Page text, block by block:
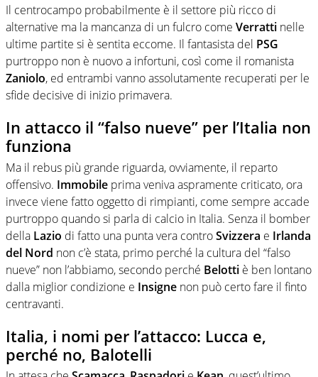
Il centrocampo probabilmente è il settore più ricco di
alternative ma la mancanza di un fulcro come Verratti nelle
ultime partite si è sentita eccome. Il fantasista del PSG
purtroppo non è nuovo a infortuni, così come il romanista
Zaniolo, ed entrambi vanno assolutamente recuperati per le
sfide decisive di inizio primavera.
In attacco il “falso nueve” per l’Italia non
funziona
Ma il rebus più grande riguarda, ovviamente, il reparto
offensivo. Immobile prima veniva aspramente criticato, ora
invece viene fatto oggetto di rimpianti, come sempre accade
purtroppo quando si parla di calcio in Italia. Senza il bomber
della Lazio di fatto una punta vera controSvizzera e Irlanda
del Nord non c’è stata, primo perché la cultura del “falso
nueve” non l’abbiamo, secondo perché Belotti è ben lontano
dalla miglior condizione e Insigne non può certo fare il finto
centravanti.
Italia, i nomi per l’attacco: Lucca e,
perché no, Balotelli